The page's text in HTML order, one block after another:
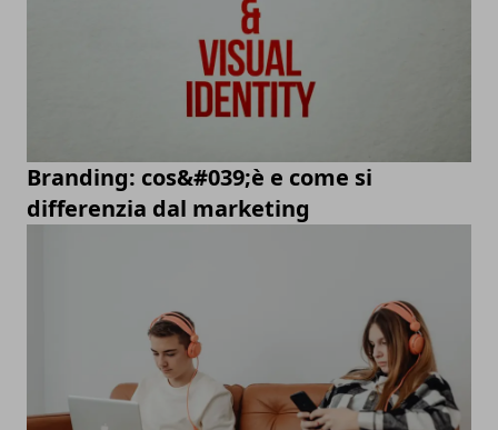
Branding: cos&#039;è e come si
differenzia dal marketing